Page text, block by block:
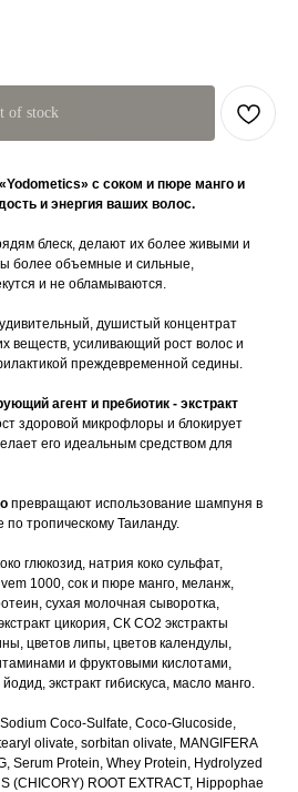
of stock
с соком и пюре манго и
и энергия ваших волос.
блеск, делают их более живыми и
более объемные и сильные,
и не обламываются.
удивительный, душистый концентрат
веществ, усиливающий рост волос и
преждевременной седины.
агент и пребиотик - экстракт
здоровой микрофлоры и блокирует
его идеальным средством для
превращают использование шампуня в
по тропическому Таиланду.
глюкозид, натрия коко сульфат,
1000, сок и пюре манго, меланж,
сухая молочная сыворотка,
цикория, СК СО2 экстракты
цветов липы, цветов календулы,
и фруктовыми кислотами,
экстракт гибискуса, масло манго.
Coco-Sulfate, Coco-Glucoside,
olivate, sorbitan olivate, MANGIFERA
Serum Protein, Whey Protein, Hydrolyzed
(CHICORY) ROOT EXTRACT, Hippophae